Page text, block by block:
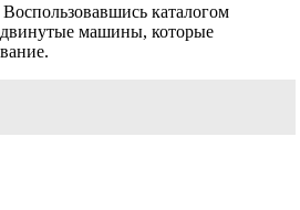
каталогом
машины, которые